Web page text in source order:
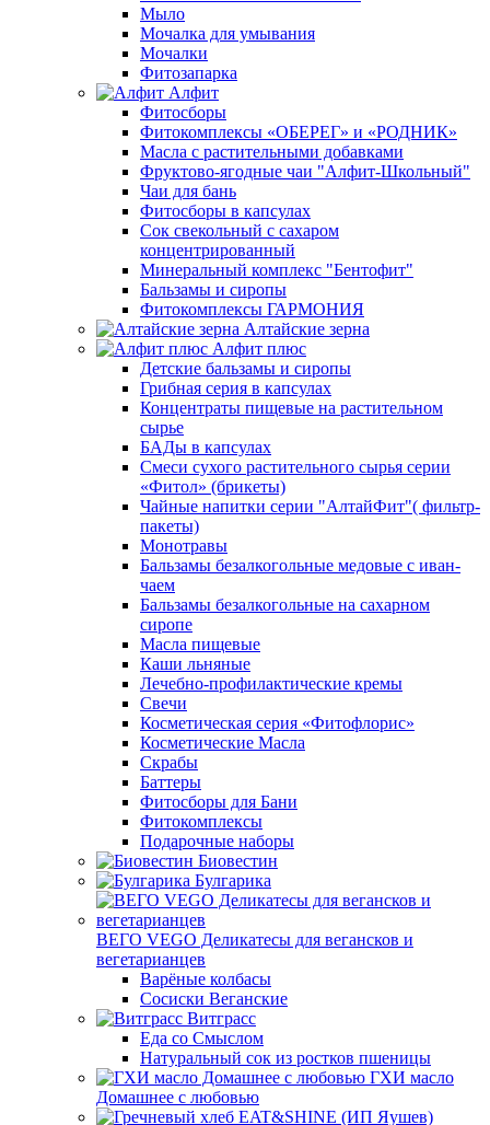
Мыло
Мочалка для умывания
Мочалки
Фитозапарка
Алфит
Фитосборы
Фитокомплексы «ОБЕРЕГ» и «РОДНИК»
Масла с растительными добавками
Фруктово-ягодные чаи "Алфит-Школьный"
Чаи для бань
Фитосборы в капсулах
Сок свекольный с сахаром
концентрированный
Минеральный комплекс "Бентофит"
Бальзамы и сиропы
Фитокомплексы ГАРМОНИЯ
Алтайские зерна
Алфит плюс
Детские бальзамы и сиропы
Грибная серия в капсулах
Концентраты пищевые на растительном
сырье
БАДы в капсулах
Смеси сухого растительного сырья серии
«Фитол» (брикеты)
Чайные напитки серии "АлтайФит"( фильтр-
пакеты)
Монотравы
Бальзамы безалкогольные медовые с иван-
чаем
Бальзамы безалкогольные на сахарном
сиропе
Масла пищевые
Каши льняные
Лечебно-профилактические кремы
Свечи
Косметическая серия «Фитофлорис»
Косметические Масла
Скрабы
Баттеры
Фитосборы для Бани
Фитокомплексы
Подарочные наборы
Биовестин
Булгарика
ВЕГО VEGO Деликатесы для вегансков и
вегетарианцев
Варёные колбасы
Сосиски Веганские
Витграсс
Еда со Смыслом
Натуральный сок из ростков пшеницы
ГХИ масло
Домашнее с любовью